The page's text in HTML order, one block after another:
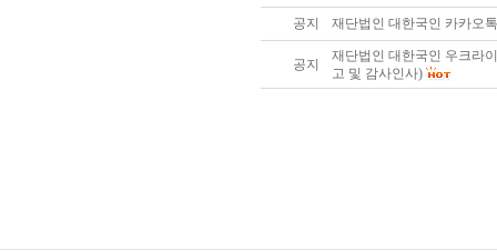
공지 재단법인 대한국인 카카오
공지
재단법인 대한국인 우크라
고 및 감사인사)